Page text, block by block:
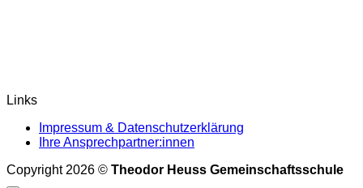
Links
Impressum & Datenschutzerklärung
Ihre Ansprechpartner:innen
Copyright 2026 © Theodor Heuss Gemeinschaftsschule